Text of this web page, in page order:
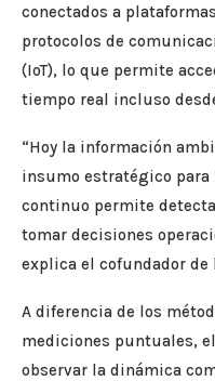
conectados a
protocolos de
(IoT), lo que permite
tiempo real incluso
“Hoy la información
insumo estratégico
continuo permite
tomar decisiones
explica el cofundador de
A diferencia de los
mediciones puntuales,
observar la dinámica